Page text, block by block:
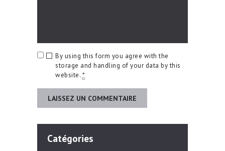
By using this form you agree with the
storage and handling of your data by this
website. *
Catégories